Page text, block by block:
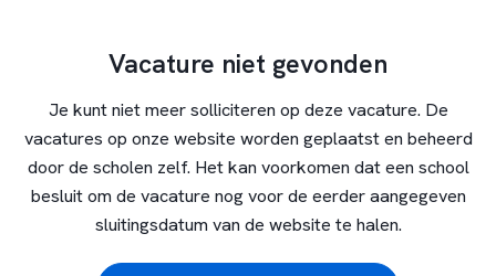
Vacature niet gevonden
Je kunt niet meer solliciteren op deze vacature. De
vacatures op onze website worden geplaatst en beheerd
door de scholen zelf. Het kan voorkomen dat een school
besluit om de vacature nog voor de eerder aangegeven
sluitingsdatum van de website te halen.